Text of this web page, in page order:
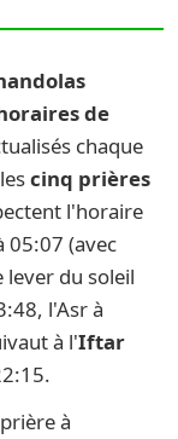
de
chaque
cinq prières
l'horaire
05:07 (avec
du soleil
l'Asr à
à l'Iftar
à